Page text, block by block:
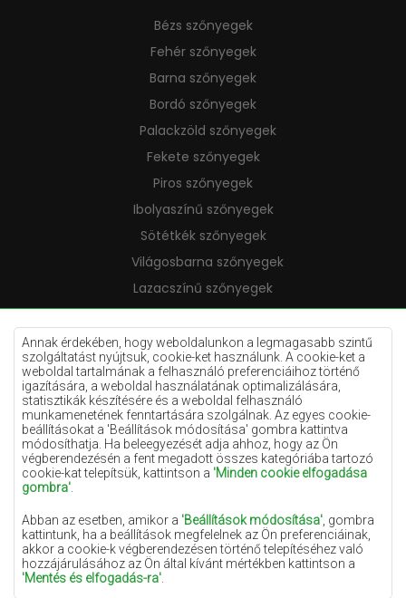
Annak érdekében, hogy weboldalunkon a legmagasabb szintű
szolgáltatást nyújtsuk, cookie-ket használunk. A cookie-ket a
weboldal tartalmának a felhasználó preferenciáihoz történő
igazítására, a weboldal használatának optimalizálására,
statisztikák készítésére és a weboldal felhasználó
munkamenetének fenntartására szolgálnak. Az egyes cookie-
beállításokat a 'Beállítások módosítása' gombra kattintva
módosíthatja. Ha beleegyezését adja ahhoz, hogy az Ön
végberendezésén a fent megadott összes kategóriába tartozó
cookie-kat telepítsük, kattintson a 'Minden cookie elfogadása
gombra'
Abban az esetben, amikor a 'Beállítások módosítása' , gombra
kattintunk, ha a beállítások megfelelnek az Ön preferenciáinak,
akkor a cookie-k végberendezésen történő telepítéséhez való
hozzájárulásához az Ön által kívánt mértékben kattintson a
'Mentés és elfogadás-ra'
Bézs szőnyegek
Fehér szőnyegek
Barna szőnyegek
Bordó szőnyegek
Palackzöld szőnyegek
Fekete szőnyegek
Piros szőnyegek
Ibolyaszínű szőnyegek
Sötétkék szőnyegek
Világosbarna szőnyegek
Lazacszínű szőnyegek
Krémszínű szőnyegek
Lila szőnyegek
Sárga szőnyegek
Mentaszínű szőnyegek
Világoskék szőnyegek
Narancssárga szőnyegek
Rózsaszín szőnyegek
Terrakotta szőnyegek
Zöld szőnyegek
Arany szőnyegek